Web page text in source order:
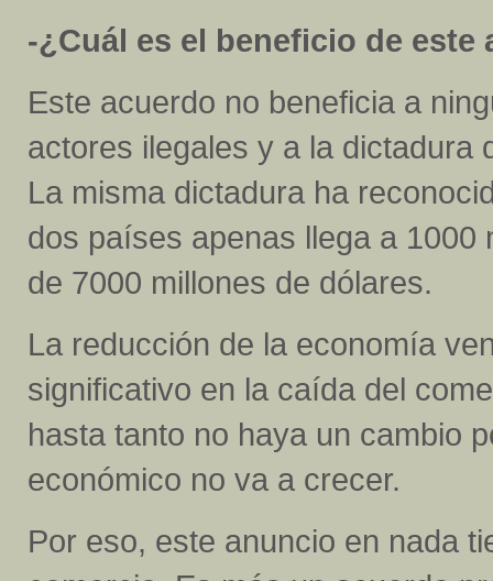
-¿Cuál es el beneficio de este
Este acuerdo no beneficia a
actores ilegales y a la
La misma dictadura ha
dos países apenas llega a 1000
de 7000 millones de dólares.
La reducción de la economía
significativo en la caída del
hasta tanto no haya un cambio
económico no va a crecer.
Por eso, este anuncio en nada